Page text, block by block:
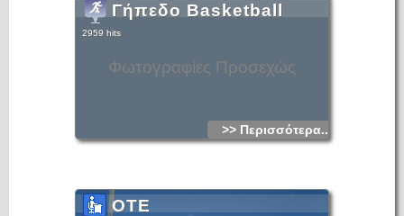
Φωτογραφίες Προσεχώς
Γήπεδο Basketball
2959 hits
>> Περισσότερα...
OTE